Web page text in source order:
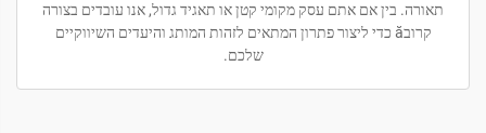
תאורה. בין אם אתם עסק מקומי קטן או תאגיד גדול, אנו עובדים בצורה
קרובă כדי ליצור פתרון המתאים לזהות המותג והיעדים השיווקיים
שלכם.